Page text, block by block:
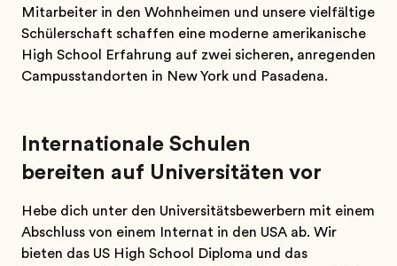
Mitarbeiter in den Wohnheimen und unsere vielfältige
Schülerschaft schaffen eine moderne amerikanische
High School Erfahrung auf zwei sicheren, anregenden
Campusstandorten in New York und Pasadena.
Internationale Schulen
bereiten auf Universitäten vor
Hebe dich unter den Universitätsbewerbern mit einem
Abschluss von einem Internat in den USA ab. Wir
bieten das US High School Diploma und das